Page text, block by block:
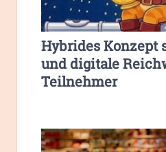
Hybrides Konzept
und digitale
Teilnehmer